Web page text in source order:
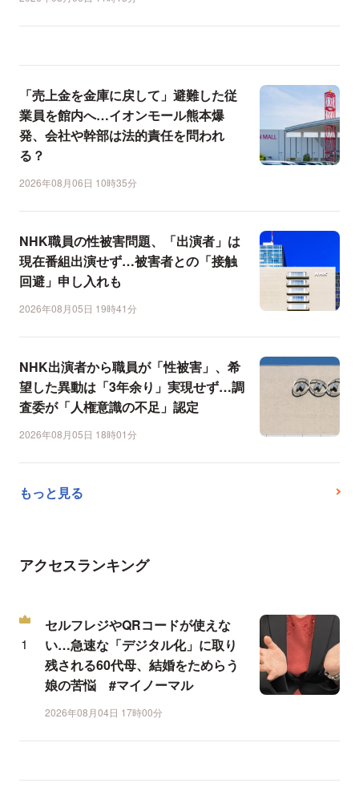
「売上金を金庫に戻して」避難した従
業員を館内へ…イオンモール熊本爆
発、会社や幹部は法的責任を問われ
る？
2026年08月06日 10時35分
NHK職員の性被害問題、「出演者」は
現在番組出演せず…被害者との「接触
回避」申し入れも
2026年08月05日 19時41分
NHK出演者から職員が「性被害」、希
望した異動は「3年余り」実現せず…調
査委が「人権意識の不足」認定
2026年08月05日 18時01分
もっと見る
アクセスランキング
セルフレジやQRコードが使えな
い…急速な「デジタル化」に取り
残される60代母、結婚をためらう
娘の苦悩 #マイノーマル
2026年08月04日 17時00分